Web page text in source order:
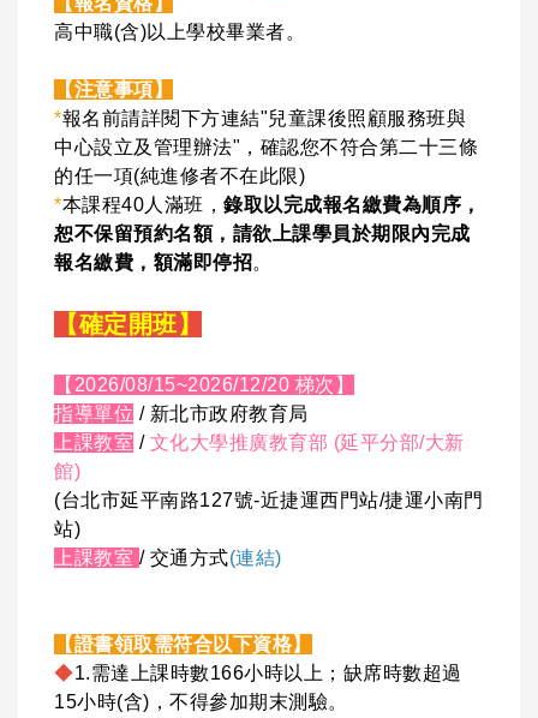
高中職(含)以上學校畢業者。
【注意事項】
*報名前請詳閱下方連結"兒童課後照顧服務班與
中心設立及管理辦法"，確認您不符合第二十三條
的任一項(純進修者不在此限)
*本課程40人滿班， 錄取以完成報名繳費為順序，
恕不保留預約名額，請欲上課學員於期限內完成
報名繳費，額滿即停招。
【確定開班】
【2026/08/15~2026/12/20 梯次】
指導單位 / 新北市政府教育局
上課教室 / 文化大學推廣教育部 (延平分部/大新
館)
(台北市延平南路127號-近捷運西門站/捷運小南門
站)
上課教室 / 交通方式(連結)
【證書領取需符合以下資格】
◆1.需達上課時數166小時以上；缺席時數超過
15小時(含)，不得參加期末測驗。